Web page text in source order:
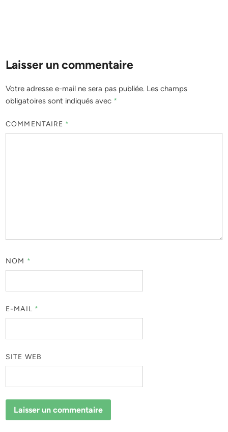
Laisser un commentaire
Votre adresse e-mail ne sera pas publiée. Les champs
obligatoires sont indiqués avec *
COMMENTAIRE *
NOM *
E-MAIL *
SITE WEB